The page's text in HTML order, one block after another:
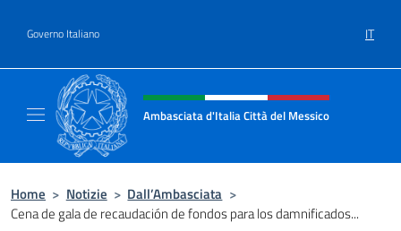
Governo Italiano IT
Intestazione sito, social e menù
Ambasciata d'Italia Città del Messico
Home > Notizie > Dall’Ambasciata >
Cena de gala de recaudación de fondos para los damnificados...